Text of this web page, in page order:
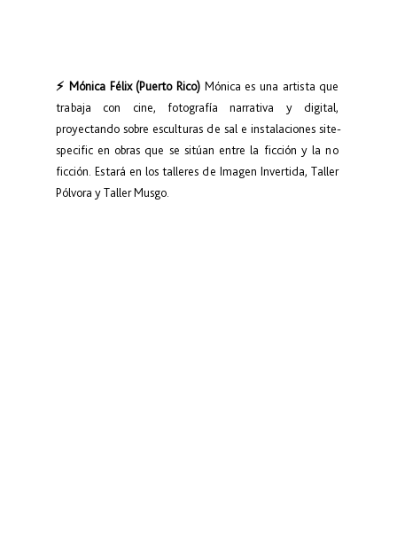
⚡ Mónica Félix (Puerto Rico) Mónica es una artista que
trabaja con cine, fotografía narrativa y digital,
proyectando sobre esculturas de sal e instalaciones site-
specific en obras que se sitúan entre la ficción y la no
ficción. Estará en los talleres de Imagen Invertida, Taller
Pólvora y Taller Musgo.